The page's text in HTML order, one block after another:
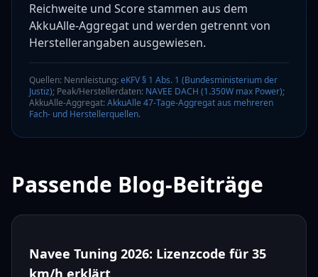
Bremslichtfunktion, integrierte Blinker (Pflicht ab 2027 für neue
E-Scooter). Ergonomie: Maximale Zuladung 120 kg
(Nutzergewicht bis 150 kg), breites rutschfestes Trittbrett, 4-
Zoll-LED-Display mit allen relevanten Fahrinformationen.
Klackern können auf Lagerprobleme hinweisen und sollten
umgehend überprüft werden. Unterschied zum N65i
(Vorgänger): Im Vergleich zum NAVEE N65i (40 Nm, 1000W
Peak) bietet der N65i II mit 1350W Peak eine deutlich höhere
Spitzenleistung, was sich besonders bei Steigungen und beim
Anfahren mit voller Zuladung bemerkbar macht. Die
spürbare Verbesserung der Alltagsperformance bedeutet.
Reichweite und Score stammen aus dem
AkkuAlle-Aggregat und werden getrennt von
Herstellerangaben ausgewiesen.
Quellen: Nennleistung: eKFV § 1 Abs. 1 (Bundesministerium der
Justiz); Peak/Herstellerdaten: NAVEE DACH (1.350W max Power);
AkkuAlle-Aggregat:AkkuAlle 47-Tage-Aggregat aus mehreren
Fach- und Herstellerquellen.
Passende Blog-Beiträge
Navee Tuning 2026: Lizenzcode für 35
km/h erklärt